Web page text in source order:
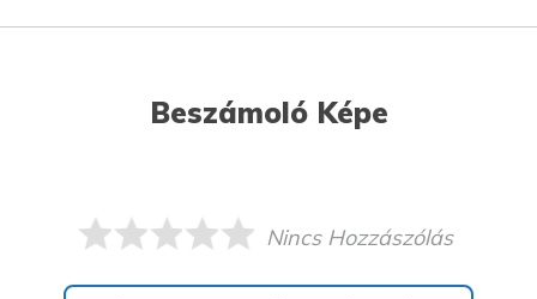
Beszámoló Képe
Nincs Hozzászólás